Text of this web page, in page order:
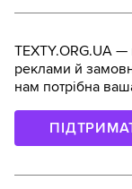
TEXTY.ORG.UA
реклами й
нам потрібна